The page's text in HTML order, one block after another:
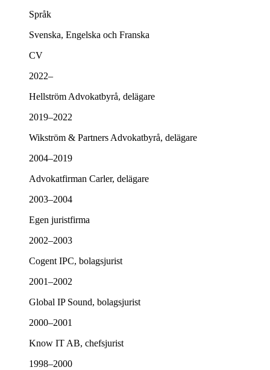
Språk
Svenska, Engelska och Franska
CV
2022–
Hellström Advokatbyrå, delägare
2019–2022
Wikström & Partners Advokatbyrå, delägare
2004–2019
Advokatfirman Carler, delägare
2003–2004
Egen juristfirma
2002–2003
Cogent IPC, bolagsjurist
2001–2002
Global IP Sound, bolagsjurist
2000–2001
Know IT AB, chefsjurist
1998–2000